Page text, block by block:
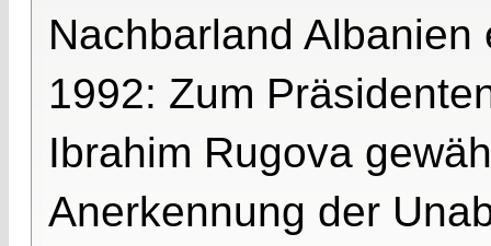
Nachbarland
1992: Zum
Ibrahim Rugova
Anerkennung der